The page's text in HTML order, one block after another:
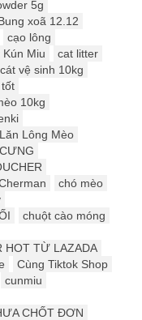
5g
xoã 12.12
cạo lông
Kún Miu
cat litter
cát vệ sinh 10kg
10kg
Lông Mèo
chó mèo
chuột cào móng
HOT TỪ LAZADA
Cùng Tiktok Shop
cunmiu
CHỐT ĐƠN